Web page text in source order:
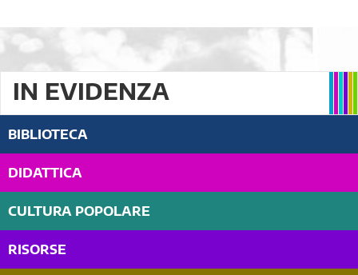
IN EVIDENZA
BIBLIOTECA
DIDATTICA
CULTURA POPOLARE
RISORSE